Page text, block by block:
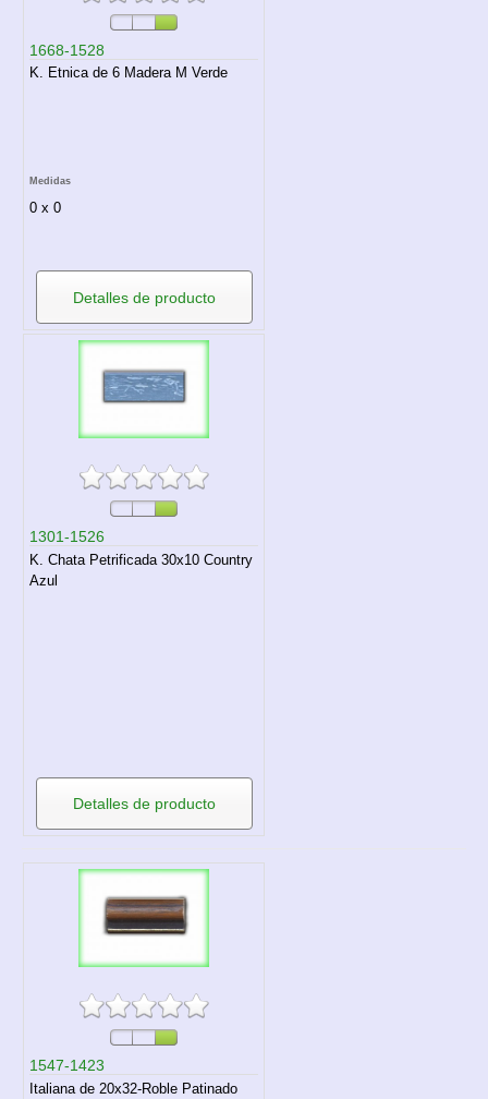
1668-1528
K. Etnica de 6 Madera M Verde
Medidas
0 x 0
Detalles de producto
1301-1526
K. Chata Petrificada 30x10 Country
Azul
Detalles de producto
1547-1423
Italiana de 20x32-Roble Patinado